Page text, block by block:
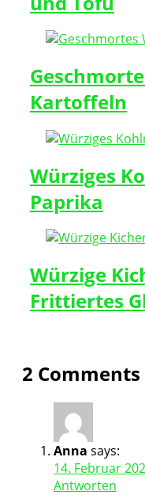
Kartoffeln
Würziges
Paprika
Würzige
Frittiertes
2 Comments
Anna says:
14. Februar
Antworten